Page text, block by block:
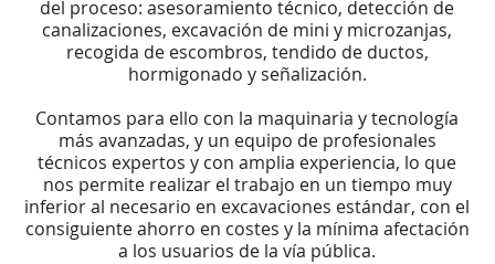
del proceso: asesoramiento técnico, detección de
canalizaciones, excavación de mini y microzanjas,
recogida de escombros, tendido de ductos,
hormigonado y señalización.
Contamos para ello con la maquinaria y tecnología
más avanzadas, y un equipo de profesionales
técnicos expertos y con amplia experiencia, lo que
nos permite realizar el trabajo en un tiempo muy
inferior al necesario en excavaciones estándar, con el
consiguiente ahorro en costes y la mínima afectación
a los usuarios de la vía pública.